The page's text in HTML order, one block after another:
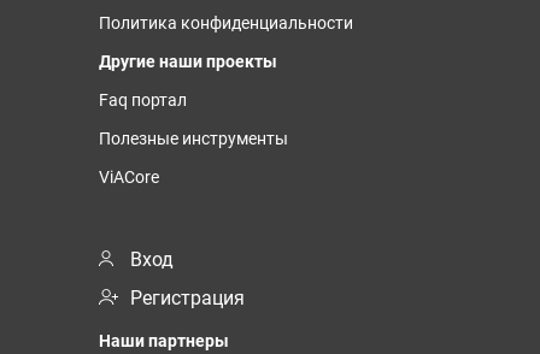
Политика конфиденциальности
Другие наши проекты
Faq портал
Полезные инструменты
ViACore
Вход
Регистрация
Наши партнеры